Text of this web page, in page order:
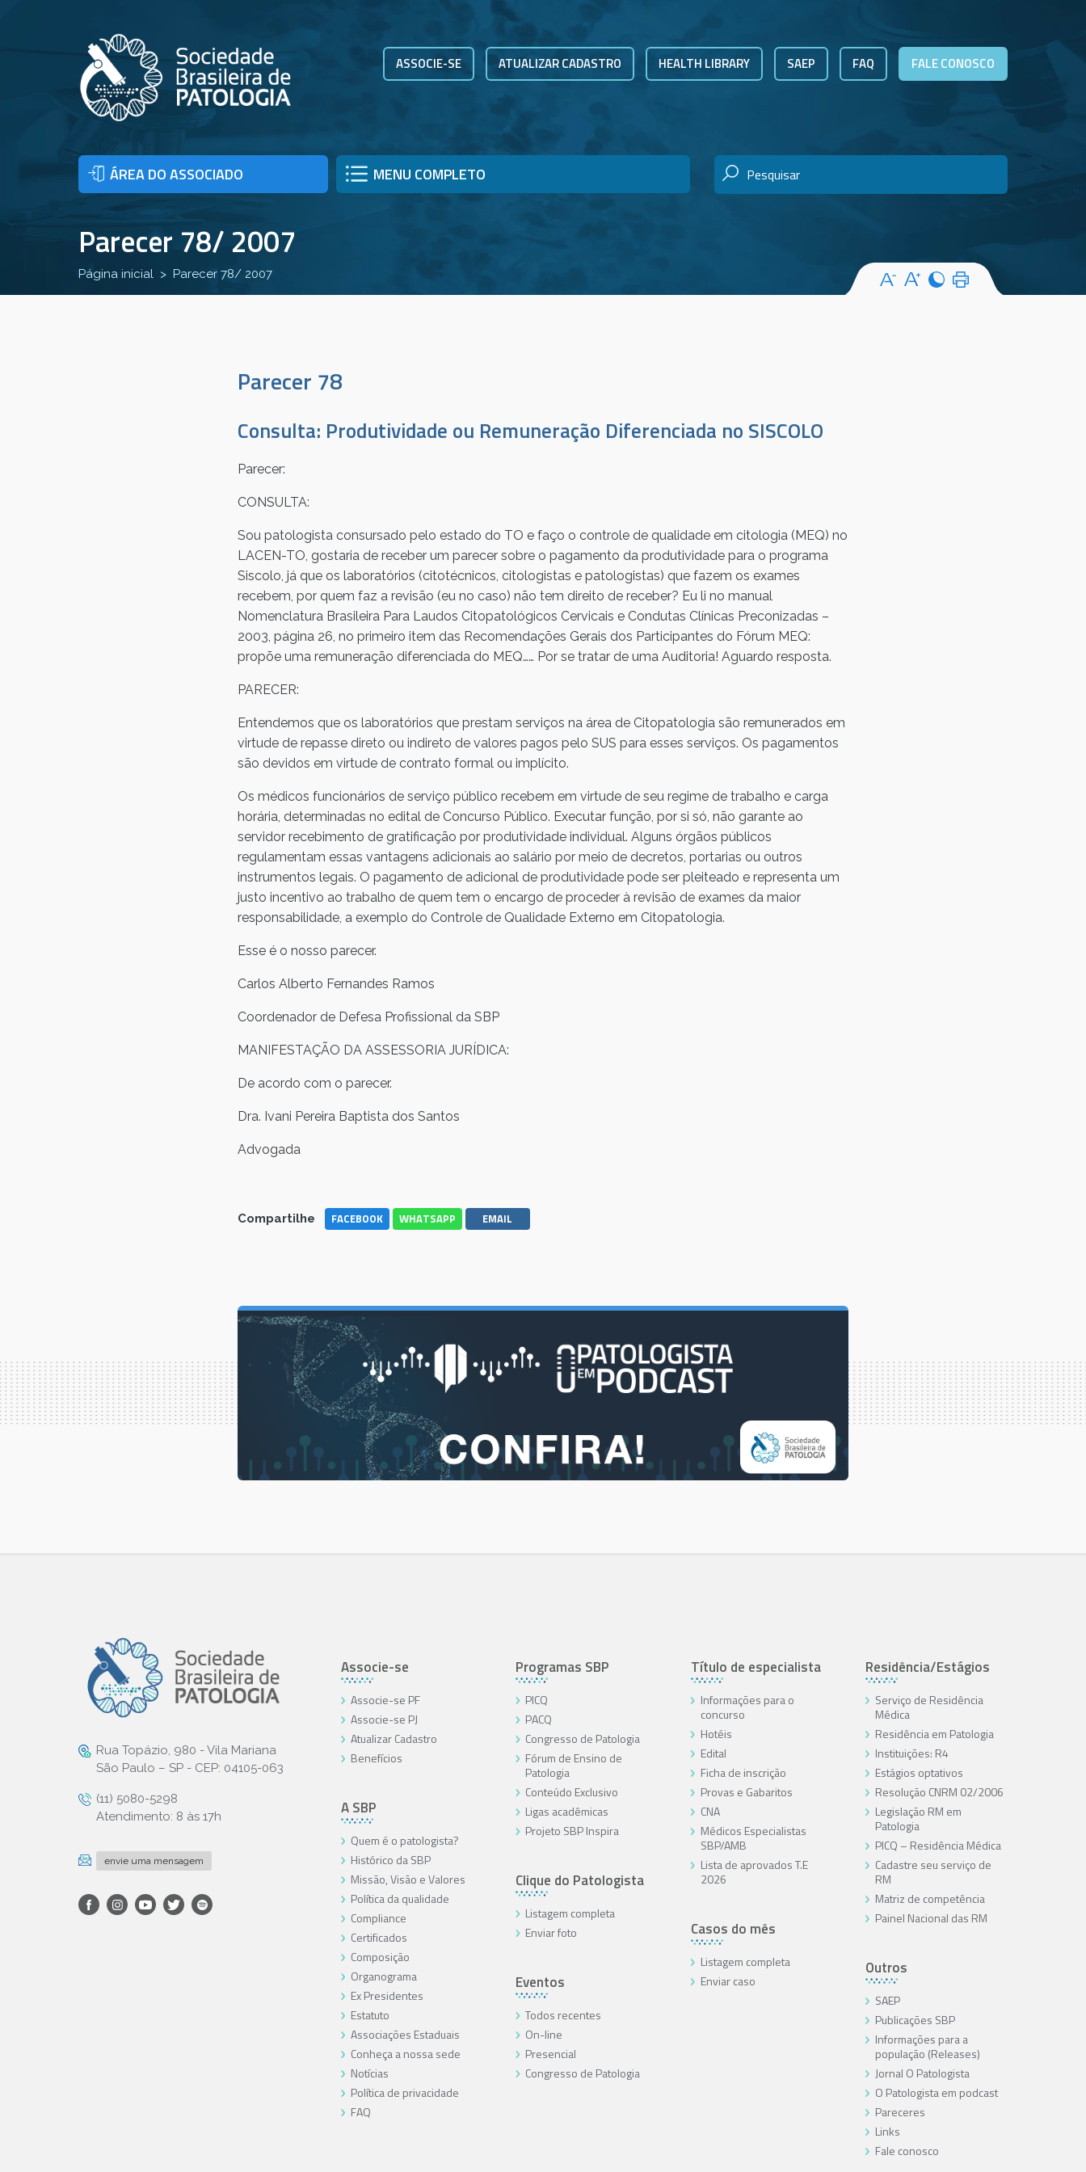
ASSOCIE-SE ATUALIZAR CADASTRO HEALTH LIBRARY SAEP FAQ FALE CONOSCO
ÁREA DO ASSOCIADO MENU COMPLETO
Parecer 78/ 2007
Página inicial Parecer 78/ 2007
Parecer 78
Consulta: Produtividade ou Remuneração Diferenciada no SISCOLO
Parecer:
CONSULTA:
Sou patologista consursado pelo estado do TO e faço o controle de qualidade em citologia (MEQ) no
LACEN-TO, gostaria de receber um parecer sobre o pagamento da produtividade para o programa
Siscolo, já que os laboratórios (citotécnicos, citologistas e patologistas) que fazem os exames
recebem, por quem faz a revisão (eu no caso) não tem direito de receber? Eu li no manual
Nomenclatura Brasileira Para Laudos Citopatológicos Cervicais e Condutas Clínicas Preconizadas –
2003, página 26, no primeiro item das Recomendações Gerais dos Participantes do Fórum MEQ:
propõe uma remuneração diferenciada do MEQ…… Por se tratar de uma Auditoria! Aguardo resposta.
PARECER:
Entendemos que os laboratórios que prestam serviços na área de Citopatologia são remunerados em
virtude de repasse direto ou indireto de valores pagos pelo SUS para esses serviços. Os pagamentos
são devidos em virtude de contrato formal ou implícito.
Os médicos funcionários de serviço público recebem em virtude de seu regime de trabalho e carga
horária, determinadas no edital de Concurso Público. Executar função, por si só, não garante ao
servidor recebimento de gratificação por produtividade individual. Alguns órgãos públicos
regulamentam essas vantagens adicionais ao salário por meio de decretos, portarias ou outros
instrumentos legais. O pagamento de adicional de produtividade pode ser pleiteado e representa um
justo incentivo ao trabalho de quem tem o encargo de proceder à revisão de exames da maior
responsabilidade, a exemplo do Controle de Qualidade Externo em Citopatologia.
Esse é o nosso parecer.
Carlos Alberto Fernandes Ramos
Coordenador de Defesa Profissional da SBP
MANIFESTAÇÃO DA ASSESSORIA JURÍDICA:
De acordo com o parecer.
Dra. Ivani Pereira Baptista dos Santos
Advogada
Compartilhe FACEBOOK WHATSAPP EMAIL
Rua Topázio, 980 - Vila Mariana
São Paulo – SP - CEP: 04105-063
(11) 5080-5298
Atendimento: 8 às 17h
envie uma mensagem
Associe-se
Associe-se PF
Associe-se PJ
Atualizar Cadastro
Benefícios
A SBP
Quem é o patologista?
Histórico da SBP
Missão, Visão e Valores
Política da qualidade
Compliance
Certificados
Composição
Organograma
Ex Presidentes
Estatuto
Associações Estaduais
Conheça a nossa sede
Notícias
Política de privacidade
FAQ
Programas SBP
PICQ
PACQ
Congresso de Patologia
Fórum de Ensino de
Patologia
Conteúdo Exclusivo
Ligas acadêmicas
Projeto SBP Inspira
Clique do Patologista
Listagem completa
Enviar foto
Eventos
Todos recentes
On-line
Presencial
Congresso de Patologia
Título de especialista
Informações para o
concurso
Hotéis
Edital
Ficha de inscrição
Provas e Gabaritos
CNA
Médicos Especialistas
SBP/AMB
Lista de aprovados T.E
2026
Casos do mês
Listagem completa
Enviar caso
Residência/Estágios
Serviço de Residência
Médica
Residência em Patologia
Instituições: R4
Estágios optativos
Resolução CNRM 02/2006
Legislação RM em
Patologia
PICQ – Residência Médica
Cadastre seu serviço de
RM
Matriz de competência
Painel Nacional das RM
Outros
SAEP
Publicações SBP
Informações para a
população (Releases)
Jornal O Patologista
O Patologista em podcast
Pareceres
Links
Fale conosco